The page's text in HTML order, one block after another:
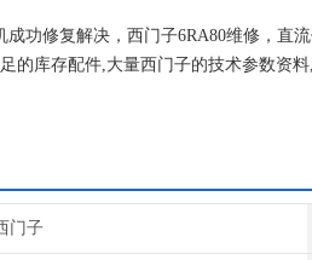
成功修复解决，西门子6RA80维修，
的库存配件,大量西门子的技术参数资
门子